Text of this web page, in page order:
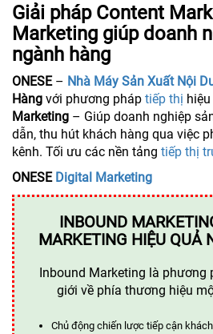
Giải pháp Content
Marketing giúp doanh
ngành hàng
ONESE– Nhà Máy Sản Xuất Nội
Hàng với phương pháp tiếp thị
Marketing – Giúp doanh nghiệp
dẫn, thu hút khách hàng qua việc
kênh. Tối ưu các nền tảng tiếp thị
ONESE Digital Marketing
INBOUND
MARKETING HIỆU QUẢ
Inbound Marketing là phương
giới về phía thương hiệu
Chủ động chiến lược tiếp cận